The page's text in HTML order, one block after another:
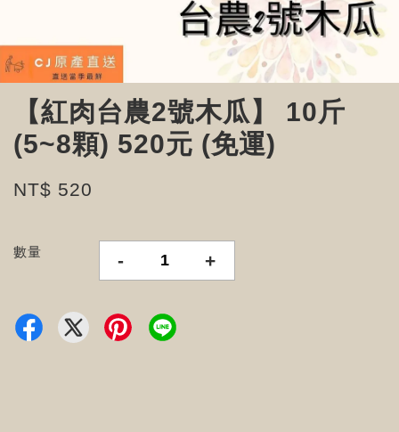
【紅肉台農2號木瓜】 10斤
(5~8顆) 520元 (免運)
NT$ 520
數量 - +